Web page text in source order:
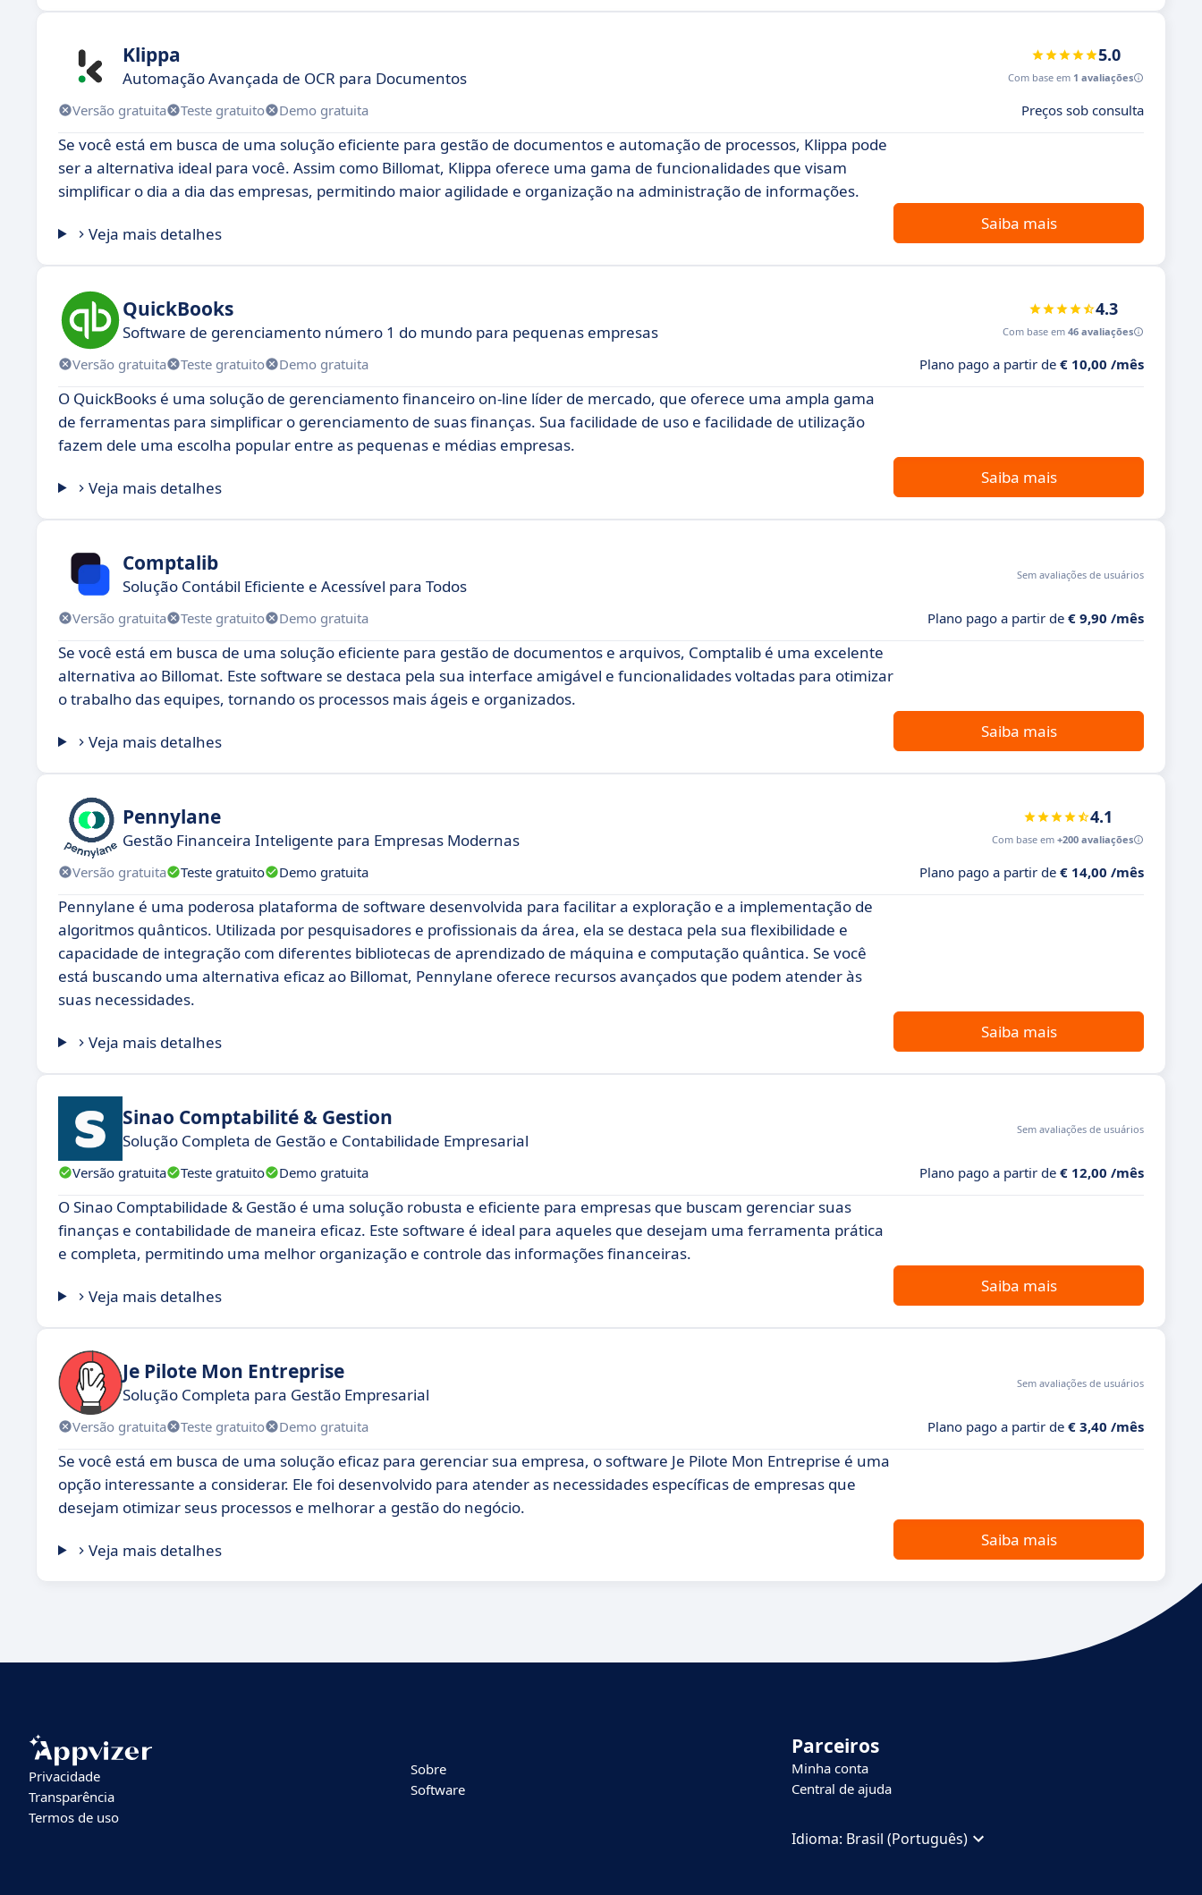
Klippa
Automação Avançada de OCR para Documentos
5.0
Com base em 1 avaliações
Versão gratuita Teste gratuito Demo gratuita Preços sob consulta
Se você está em busca de uma solução eficiente para gestão de documentos e automação de processos, Klippa pode
ser a alternativa ideal para você. Assim como Billomat, Klippa oferece uma gama de funcionalidades que visam
simplificar o dia a dia das empresas, permitindo maior agilidade e organização na administração de informações.
Veja mais detalhes
Saiba mais
QuickBooks
Software de gerenciamento número 1 do mundo para pequenas empresas
4.3
Com base em 46 avaliações
Versão gratuita Teste gratuito Demo gratuita Plano pago a partir de € 10,00 /mês
O QuickBooks é uma solução de gerenciamento financeiro on-line líder de mercado, que oferece uma ampla gama
de ferramentas para simplificar o gerenciamento de suas finanças. Sua facilidade de uso e facilidade de utilização
fazem dele uma escolha popular entre as pequenas e médias empresas.
Veja mais detalhes
Saiba mais
Comptalib
Solução Contábil Eficiente e Acessível para Todos
Sem avaliações de usuários
Versão gratuita Teste gratuito Demo gratuita Plano pago a partir de € 9,90 /mês
Se você está em busca de uma solução eficiente para gestão de documentos e arquivos, Comptalib é uma excelente
alternativa ao Billomat. Este software se destaca pela sua interface amigável e funcionalidades voltadas para otimizar
o trabalho das equipes, tornando os processos mais ágeis e organizados.
Veja mais detalhes
Saiba mais
Pennylane
Gestão Financeira Inteligente para Empresas Modernas
4.1
Com base em +200 avaliações
Versão gratuita Teste gratuito Demo gratuita Plano pago a partir de € 14,00 /mês
Pennylane é uma poderosa plataforma de software desenvolvida para facilitar a exploração e a implementação de
algoritmos quânticos. Utilizada por pesquisadores e profissionais da área, ela se destaca pela sua flexibilidade e
capacidade de integração com diferentes bibliotecas de aprendizado de máquina e computação quântica. Se você
está buscando uma alternativa eficaz ao Billomat, Pennylane oferece recursos avançados que podem atender às
suas necessidades.
Veja mais detalhes
Saiba mais
Sinao Comptabilité & Gestion
Solução Completa de Gestão e Contabilidade Empresarial
Sem avaliações de usuários
Versão gratuita Teste gratuito Demo gratuita Plano pago a partir de € 12,00 /mês
O Sinao Comptabilidade & Gestão é uma solução robusta e eficiente para empresas que buscam gerenciar suas
finanças e contabilidade de maneira eficaz. Este software é ideal para aqueles que desejam uma ferramenta prática
e completa, permitindo uma melhor organização e controle das informações financeiras.
Veja mais detalhes
Saiba mais
Je Pilote Mon Entreprise
Solução Completa para Gestão Empresarial
Sem avaliações de usuários
Versão gratuita Teste gratuito Demo gratuita Plano pago a partir de € 3,40 /mês
Se você está em busca de uma solução eficaz para gerenciar sua empresa, o software Je Pilote Mon Entreprise é uma
opção interessante a considerar. Ele foi desenvolvido para atender as necessidades específicas de empresas que
desejam otimizar seus processos e melhorar a gestão do negócio.
Veja mais detalhes
Saiba mais
Privacidade
Transparência
Termos de uso
Sobre
Software
Parceiros
Minha conta
Central de ajuda
Idioma: Brasil (Português)